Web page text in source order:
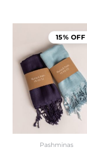
15% OFF
Pashminas